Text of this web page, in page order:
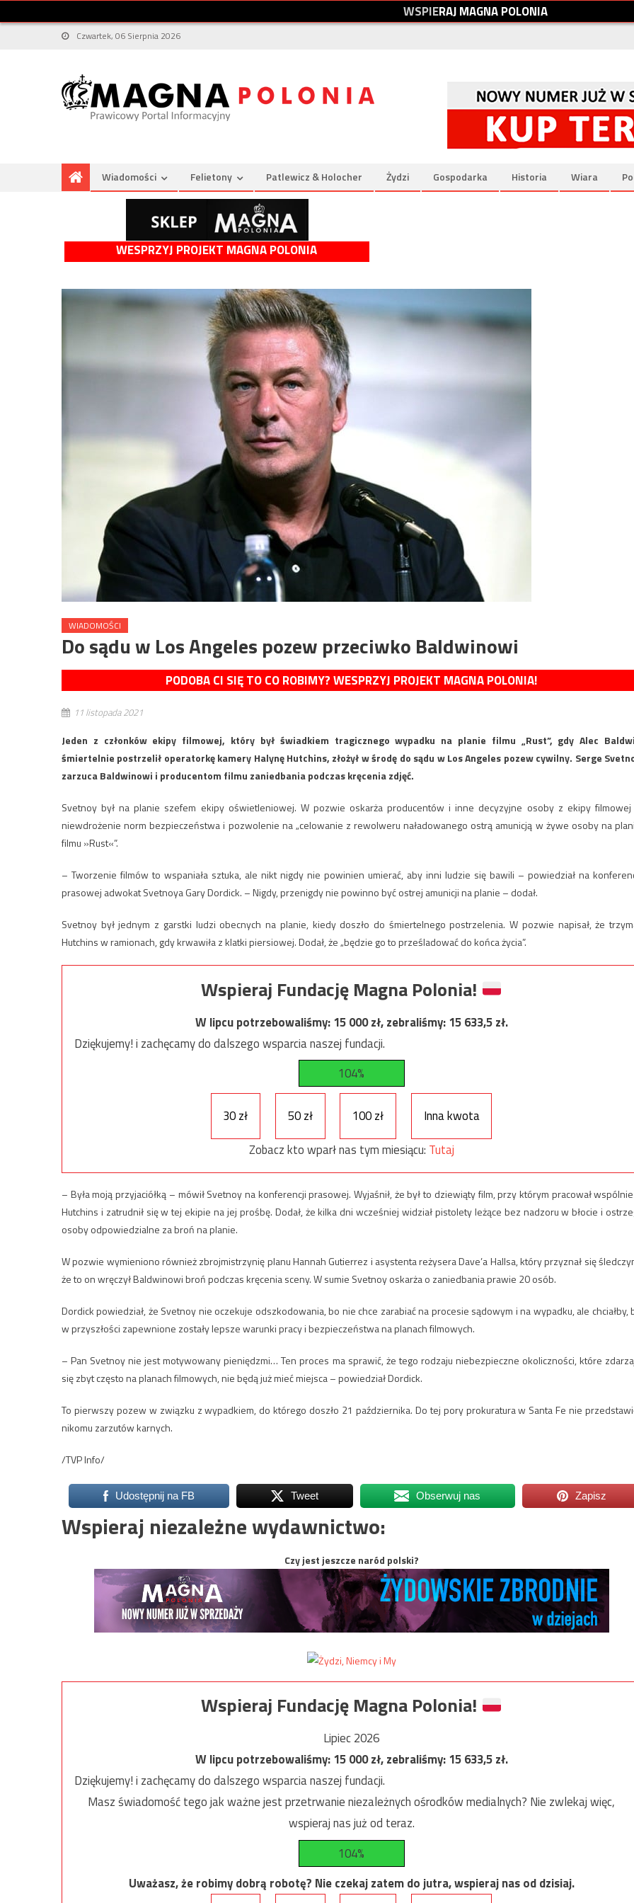
WSPIERAJMAGNAPOLONIA
Czwartek, 06 Sierpnia 2026
Wiadomości Felietony Patlewicz & Holocher Żydzi Gospodarka Historia Wiara
WESPRZYJ PROJEKT MAGNA POLONIA
WIADOMOŚCI
Do sądu w Los Angeles pozew przeciwko Baldwinowi
PODOBA CI SIĘ TO CO ROBIMY? WESPRZYJ PROJEKT MAGNA POLONIA!
11 listopada 2021
Jeden z członków ekipy filmowej, który był świadkiem tragicznego wypadku na planie filmu „Rust”, gdy Alec
śmiertelnie postrzelił operatorkę kamery Halynę Hutchins, złożył w środę do sądu w Los Angeles pozew cywilny. Serge
zarzuca Baldwinowi i producentom filmu zaniedbania podczas kręcenia zdjęć.
Svetnoy był na planie szefem ekipy oświetleniowej. W pozwie oskarża producentów i inne decyzyjne osoby z ekipy
niewdrożenie norm bezpieczeństwa i pozwolenie na „celowanie z rewolweru naładowanego ostrą amunicją w żywe osoby na
filmu »Rust«”.
– Tworzenie filmów to wspaniała sztuka, ale nikt nigdy nie powinien umierać, aby inni ludzie się bawili – powiedział na
prasowej adwokat Svetnoya Gary Dordick. – Nigdy, przenigdy nie powinno być ostrej amunicji na planie – dodał.
Svetnoy był jednym z garstki ludzi obecnych na planie, kiedy doszło do śmiertelnego postrzelenia. W pozwie napisał, że
Hutchins w ramionach, gdy krwawiła z klatki piersiowej. Dodał, że „będzie go to prześladować do końca życia”.
Wspieraj Fundację Magna Polonia!
W lipcu potrzebowaliśmy:15 000zł, zebraliśmy:15 633,5zł.
Dziękujemy! i zachęcamy do dalszego wsparcia naszej fundacji.
104%
30 zł 50 zł 100 zł
Inna kwota
Zobacz kto wparł nas tym miesiącu: Tutaj
– Była moją przyjaciółką – mówił Svetnoy na konferencji prasowej. Wyjaśnił, że był to dziewiąty film, przy którym pracował
Hutchins i zatrudnił się w tej ekipie na jej prośbę. Dodał, że kilka dni wcześniej widział pistolety leżące bez nadzoru w błocie i
osoby odpowiedzialne za broń na planie.
W pozwie wymieniono również zbrojmistrzynię planu Hannah Gutierrez i asystenta reżysera Dave’a Hallsa, który przyznał się
że to on wręczył Baldwinowi broń podczas kręcenia sceny. W sumie Svetnoy oskarża o zaniedbania prawie 20 osób.
Dordick powiedział, że Svetnoy nie oczekuje odszkodowania, bo nie chce zarabiać na procesie sądowym i na wypadku, ale chciałby,
w przyszłości zapewnione zostały lepsze warunki pracy i bezpieczeństwa na planach filmowych.
– Pan Svetnoy nie jest motywowany pieniędzmi… Ten proces ma sprawić, że tego rodzaju niebezpieczne okoliczności, które
się zbyt często na planach filmowych, nie będą już mieć miejsca – powiedział Dordick.
To pierwszy pozew w związku z wypadkiem, do którego doszło 21 października. Do tej pory prokuratura w Santa Fe nie
nikomu zarzutów karnych.
/TVP Info/
Udostępnij na FB Tweet Obserwuj nas Zapisz
Wspieraj niezależne wydawnictwo:
Czy jest jeszcze naród polski?
Wspieraj Fundację Magna Polonia!
Lipiec 2026
W lipcu potrzebowaliśmy:15 000zł, zebraliśmy:15 633,5zł.
Dziękujemy! i zachęcamy do dalszego wsparcia naszej fundacji.
Masz świadomość tego jak ważne jest przetrwanie niezależnych ośrodków medialnych? Nie zwlekaj więc,
wspieraj nas już od teraz.
104%
Uważasz, że robimy dobrą robotę? Nie czekaj zatem do jutra, wspieraj nas od dzisiaj.